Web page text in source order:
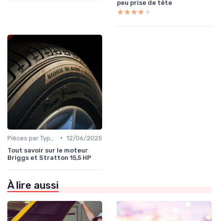
peu prise de tête
★★★★★
★★★★★
• 12/06/2025
Tout savoir sur le moteur
Briggs et Stratton 15,5 HP
À lire aussi